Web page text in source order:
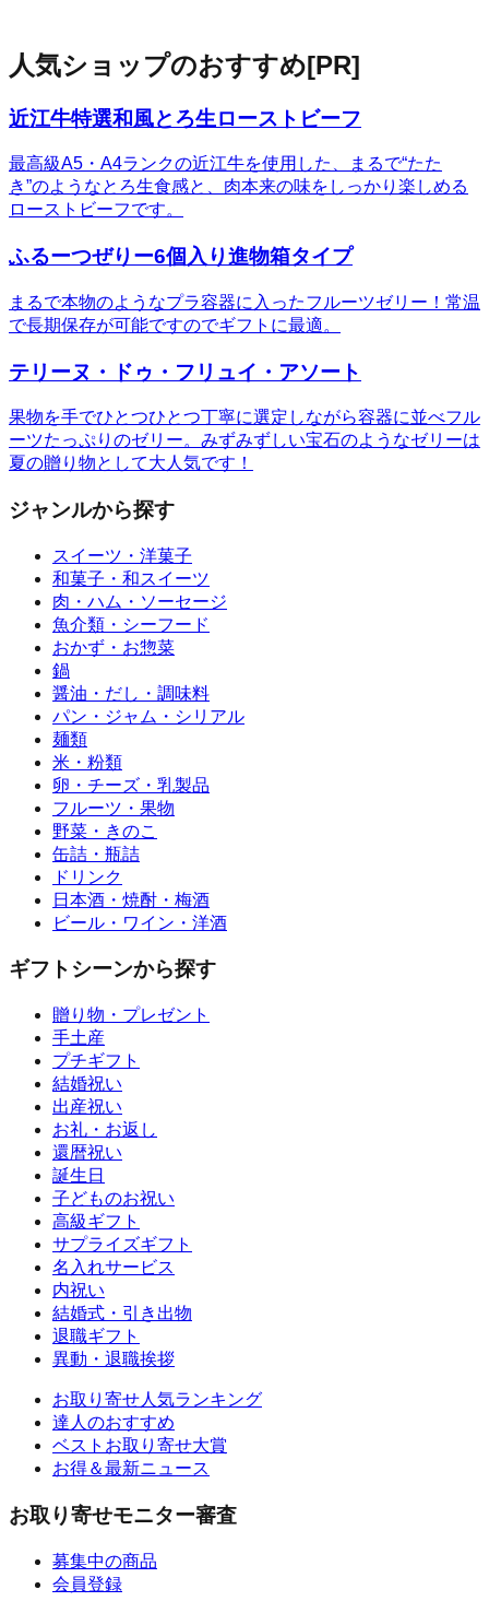
人気ショップのおすすめ[PR]
近江牛特選和風とろ生ローストビーフ
最高級A5・A4ランクの近江牛を使用した、まるで“たた
き”のようなとろ生食感と、肉本来の味をしっかり楽しめる
ローストビーフです。
ふるーつぜりー6個入り進物箱タイプ
まるで本物のようなプラ容器に入ったフルーツゼリー！常温
で長期保存が可能ですのでギフトに最適。
テリーヌ・ドゥ・フリュイ・アソート
果物を手でひとつひとつ丁寧に選定しながら容器に並べフル
ーツたっぷりのゼリー。みずみずしい宝石のようなゼリーは
夏の贈り物として大人気です！
ジャンルから探す
スイーツ・洋菓子
和菓子・和スイーツ
肉・ハム・ソーセージ
魚介類・シーフード
おかず・お惣菜
鍋
醤油・だし・調味料
パン・ジャム・シリアル
麺類
米・粉類
卵・チーズ・乳製品
フルーツ・果物
野菜・きのこ
缶詰・瓶詰
ドリンク
日本酒・焼酎・梅酒
ビール・ワイン・洋酒
ギフトシーンから探す
贈り物・プレゼント
手土産
プチギフト
結婚祝い
出産祝い
お礼・お返し
還暦祝い
誕生日
子どものお祝い
高級ギフト
サプライズギフト
名入れサービス
内祝い
結婚式・引き出物
退職ギフト
異動・退職挨拶
お取り寄せ人気ランキング
達人のおすすめ
ベストお取り寄せ大賞
お得＆最新ニュース
お取り寄せモニター審査
募集中の商品
会員登録